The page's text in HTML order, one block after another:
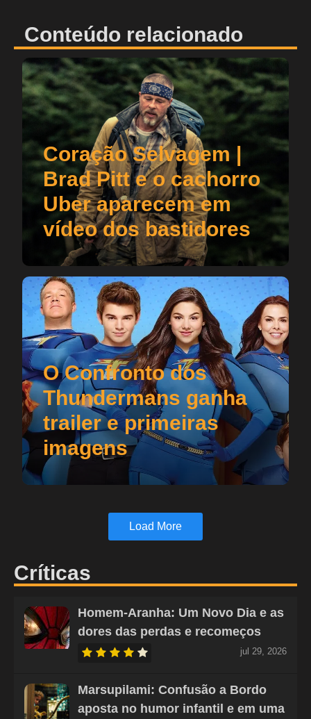
Conteúdo relacionado
Coração Selvagem |
Brad Pitt e o cachorro
Uber aparecem em
vídeo dos bastidores
O Confronto dos
Thundermans ganha
trailer e primeiras
imagens
Load More
Críticas
Homem-Aranha: Um Novo Dia e as
dores das perdas e recomeços
jul 29, 2026
Marsupilami: Confusão a Bordo
aposta no humor infantil e em uma